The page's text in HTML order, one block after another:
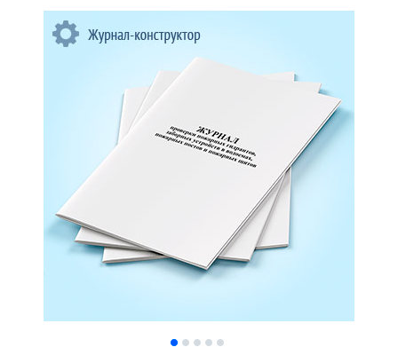
Партнерам
ПН - ЧТ:
ПТ: